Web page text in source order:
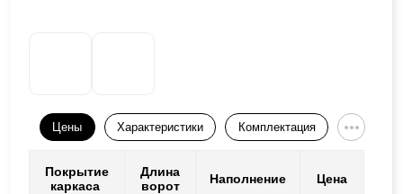
Цены Характеристики Комплектация
Покрытие
каркаса
Длина
ворот
Наполнение Цена